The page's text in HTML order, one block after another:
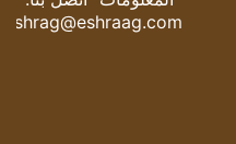
eshrag@eshraag.com